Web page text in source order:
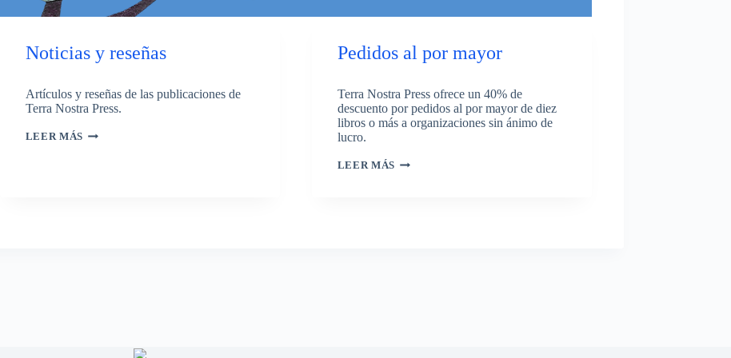
Noticias y reseñas
Artículos y reseñas de las publicaciones de
Terra Nostra Press.
LEER MÁS NOTICIAS
Pedidos al por mayor
Terra Nostra Press ofrece un 40% de
descuento por pedidos al por mayor de diez
libros o más a organizaciones sin ánimo de
lucro.
LEER MÁS PEDIDOS